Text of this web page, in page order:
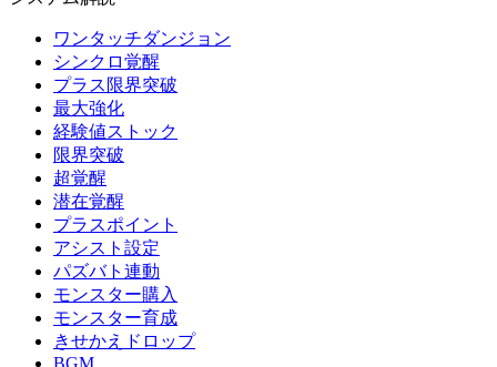
ワンタッチダンジョン
シンクロ覚醒
プラス限界突破
最大強化
経験値ストック
限界突破
超覚醒
潜在覚醒
プラスポイント
アシスト設定
パズバト連動
モンスター購入
モンスター育成
きせかえドロップ
BGM